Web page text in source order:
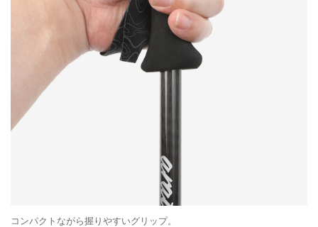
コンパクトながら握りやすいグリップ。